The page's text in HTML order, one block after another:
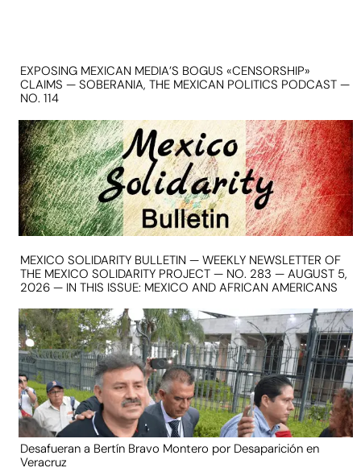
EXPOSING MEXICAN MEDIA’S BOGUS «CENSORSHIP»
CLAIMS — SOBERANIA, THE MEXICAN POLITICS PODCAST —
NO. 114
MEXICO SOLIDARITY BULLETIN — WEEKLY NEWSLETTER OF
THE MEXICO SOLIDARITY PROJECT — NO. 283 — AUGUST 5,
2026 — IN THIS ISSUE: MEXICO AND AFRICAN AMERICANS
Desafueran a Bertín Bravo Montero por Desaparición en
Veracruz